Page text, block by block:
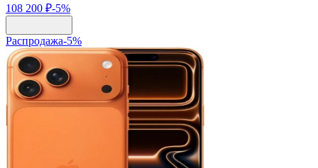
108 200 ₽-5%
Распродажа-5%